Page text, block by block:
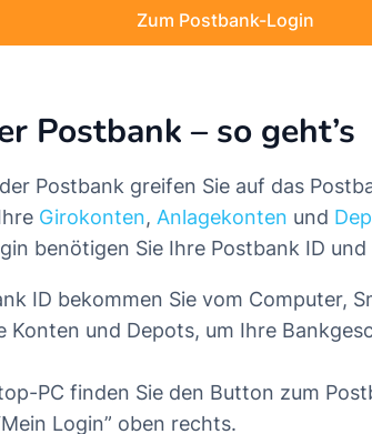
Zum Postbank-Login
Postbank – so geht’s
Postbank greifen Sie auf das
Girokonten, Anlagekonten und
benötigen Sie Ihre Postbank ID
ID bekommen Sie vom Computer,
Konten und Depots, um Ihre
PC finden Sie den Button zum
Login” oben rechts.